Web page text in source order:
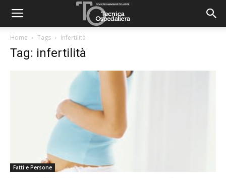
Home Tags Infertilità
Tag: infertilità
Fatti e Persone